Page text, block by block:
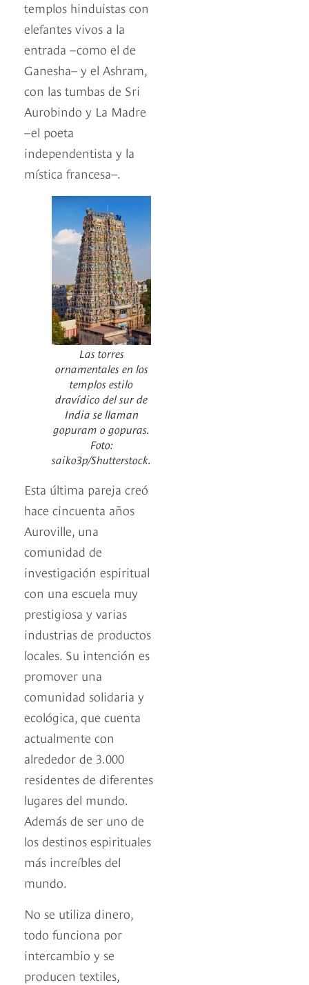
templos hinduistas con
elefantes vivos a la
entrada –como el de
Ganesha– y el Ashram,
con las tumbas de Sri
Aurobindo y La Madre
–el poeta
independentista y la
mística francesa–.
Las torres
ornamentales en los
templos estilo
dravídico del sur de
India se llaman
gopuram o gopuras.
Foto:
saiko3p/Shutterstock.
Esta última pareja creó
hace cincuenta años
Auroville, una
comunidad de
investigación espiritual
con una escuela muy
prestigiosa y varias
industrias de productos
locales. Su intención es
promover una
comunidad solidaria y
ecológica, que cuenta
actualmente con
alrededor de 3.000
residentes de diferentes
lugares del mundo.
Además de ser uno de
los destinos espirituales
más increíbles del
mundo.
No se utiliza dinero,
todo funciona por
intercambio y se
producen textiles,